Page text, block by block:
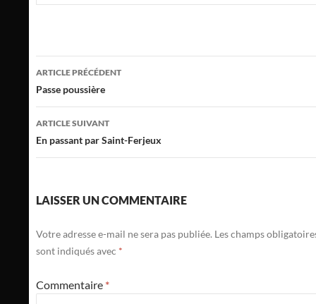
Navigation
des
articles
ARTICLE PRÉCÉDENT
Passe poussière
ARTICLE SUIVANT
En passant par Saint-Ferjeux
LAISSER UN COMMENTAIRE
Votre adresse e-mail ne sera pas publiée. Les champs
sont indiqués avec *
Commentaire *